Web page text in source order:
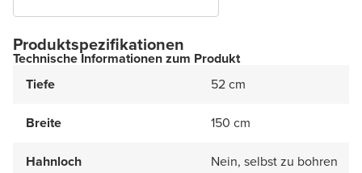
Produktspezifikationen
Technische Informationen zum Produkt
Tiefe
52 cm
Breite 150 cm
Hahnloch Nein, selbst zu bohren